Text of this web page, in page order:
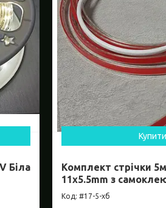
Біла
Купити
Комплект стрічки
11х5.5mm з
#17-5-хб